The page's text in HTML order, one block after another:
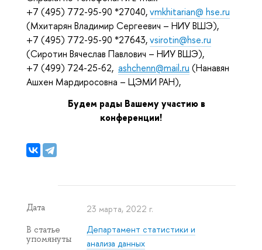
+7 (495) 772-95-90 *27040,vmkhitarian@ hse.ru
(Мхитарян Владимир Сергеевич – НИУ ВШЭ),
+7 (495) 772-95-90 *27643,vsirotin@hse.ru
(Сиротин Вячеслав Павлович – НИУ ВШЭ),
+7 (499) 724-25-62, ashchenn@mail.ru (Нанавян
Ашхен Мардиросовна – ЦЭМИ РАН),
Будем рады Вашему участию в
конференции!
Дата 23 марта, 2022 г.
В статье
упомянуты
Департамент статистики и
анализа данных